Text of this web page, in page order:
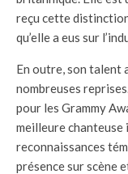
reçu cette
qu’elle a eus sur
En outre, son talent
nombreuses
pour les Grammy
meilleure chanteuse
reconnaissances
présence sur scène